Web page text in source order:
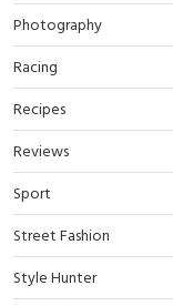
Photography
Racing
Recipes
Reviews
Sport
Street Fashion
Style Hunter